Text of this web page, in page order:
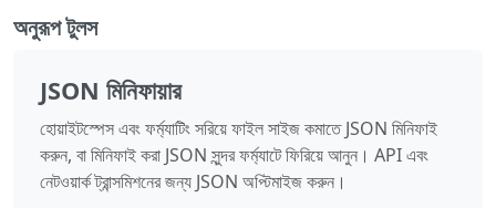
অনুরূপ টুলস
JSON মিনিফায়ার
হোয়াইটস্পেস এবং ফর্ম্যাটিং সরিয়ে ফাইল সাইজ কমাতে JSON মিনিফাই
করুন, বা মিনিফাই করা JSON সুন্দর ফর্ম্যাটে ফিরিয়ে আনুন। API এবং
নেটওয়ার্ক ট্রান্সমিশনের জন্য JSON অপ্টিমাইজ করুন।